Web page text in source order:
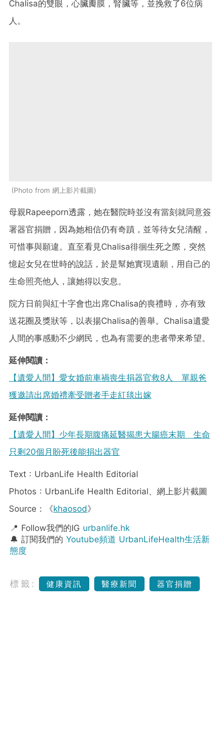
Chalisa的雙眼，心臟瓣膜，腎臟等，並挽救了6位病
人。
Photo from 網上影片截圖
母親Rapeeporn透露，她在醫院時並沒有當刻就同意簽
署器官捐贈，因為她相信仍有奇蹟，並等待女兒清醒，
可惜事與願違。直至看見Chalisa徘徊生死之際，突然
憶起女兒在世時的說話，於是幫她實現遺願，用自己的
生命照亮他人，讓她得以安息。
院方日前與紅十字會也出席Chalisa的喪禮時，亦有致
送花圈及獎狀等，以表揚Chalisa的善舉。Chalisa遺愛
人間的事感動不少網民，也為有需要的患者帶來希望。
延伸閱讀：
【遺愛人間】愛女婚前車禍喪生捐器官救8人 單親爸
獲邀請出席婚禮牽受贈者手走紅毯出嫁
延伸閱讀：
【遺愛人間】少年長期腹痛延醫揭患大腸癌末期 生命
只剩20個月盼死後能捐出器官
Text : UrbanLife Health Editorial
Photos : UrbanLife Health Editorial、網上影片截圖
Source：《khaosod》
📍 Follow我們的IG urbanlife.hk
🔔 訂閱我們的 Youtube頻道 UrbanLifeHealth生活新
態度
標籤: 健康資訊 醫療新聞 器官捐贈